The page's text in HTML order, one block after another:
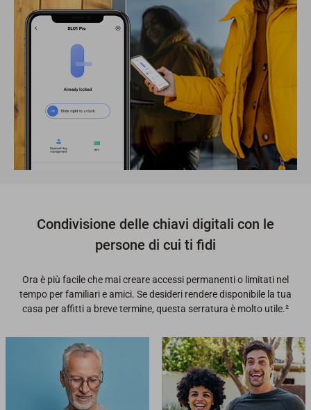
Condivisione delle chiavi digitali con le
persone di cui ti fidi
Ora è più facile che mai creare accessi permanenti o limitati nel
tempo per familiari e amici. Se desideri rendere disponibile la tua
casa per affitti a breve termine, questa serratura è molto utile.²